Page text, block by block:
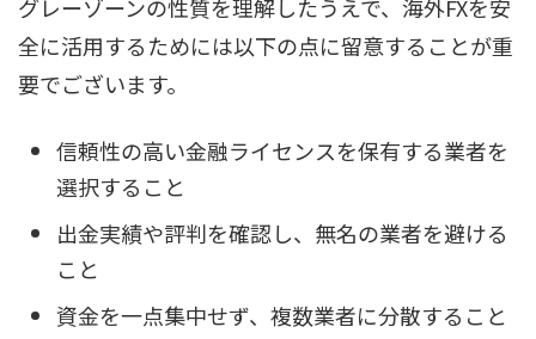
グレーゾーンの性質を理解したうえで、海外FXを安
全に活用するためには以下の点に留意することが重
要でございます。
信頼性の高い金融ライセンスを保有する業者を
選択すること
出金実績や評判を確認し、無名の業者を避ける
こと
資金を一点集中せず、複数業者に分散すること